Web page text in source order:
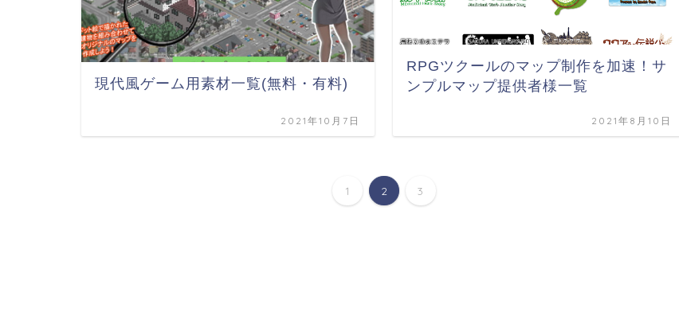
現代風ゲーム用素材一覧(無料・有料)
2021年10月7日
RPGツクールのマップ制作を加速！サ
ンプルマップ提供者様一覧
2021年8月10日
1 2 3